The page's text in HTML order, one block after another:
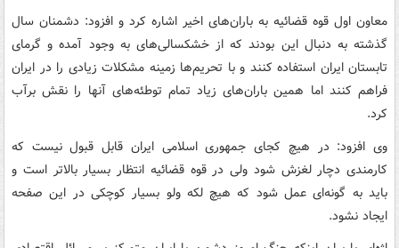
معاون اول قوه قضائیه به باران‌های اخیر اشاره کرد و افزود: دشمنان سال
گذشته به دنبال این بودند که از خشکسالی‌های به وجود آمده و گرمای
تابستان ایران استفاده کنند و با تحریم‌ها زمینه مشکلات زیادی را در ایران
فراهم کنند اما همین باران‌های زیاد تمام توطئه‌های آنها را نقش برآب
کرد.
وی افزود: در هیچ کجای جمهوری اسلامی ایران قابل قبول نیست که
کارمندی دچار لغزش شود ولی در قوه قضائیه انتظار بسیار بالاتر است و
باید به گونه‌ای عمل شود که هیچ لکه ولو بسیار کوچکی در این صفحه
ایجاد نشود.